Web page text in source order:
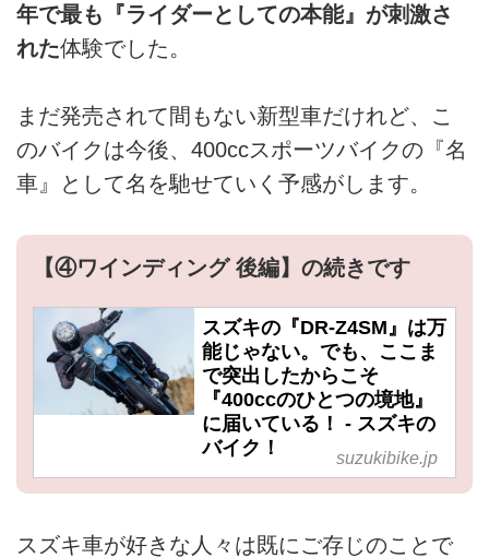
年で最も『ライダーとしての本能』が刺激さ
れた体験でした。
まだ発売されて間もない新型車だけれど、こ
のバイクは今後、400ccスポーツバイクの『名
車』として名を馳せていく予感がします。
【④ワインディング 後編】の続きです
スズキの『DR-Z4SM』は万
能じゃない。でも、ここま
で突出したからこそ
『400ccのひとつの境地』
に届いている！ - スズキの
バイク！
suzukibike.jp
スズキ車が好きな人々は既にご存じのことで